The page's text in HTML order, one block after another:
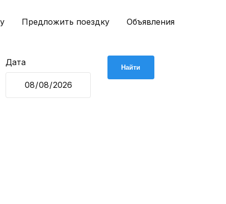
Предложить поездку Объявления
Дата